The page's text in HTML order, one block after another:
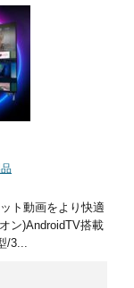
ト動画をより快適
ン)AndroidTV搭載
/3...